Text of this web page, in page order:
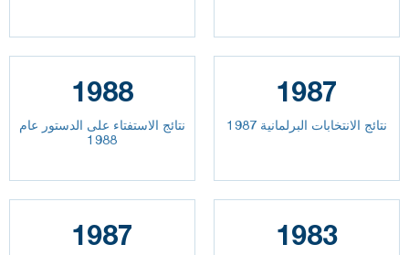
1988
نتائج الاستفتاء على الدستور عام
1988
1987
نتائج الانتخابات البرلمانية 1987
1987 1983